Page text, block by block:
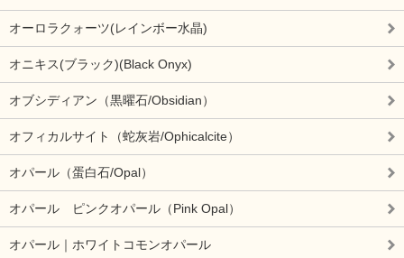
オーロラクォーツ(レインボー水晶)
オニキス(ブラック)(Black Onyx)
オブシディアン（黒曜石/Obsidian）
オフィカルサイト（蛇灰岩/Ophicalcite）
オパール（蛋白石/Opal）
オパール ピンクオパール（Pink Opal）
オパール｜ホワイトコモンオパール